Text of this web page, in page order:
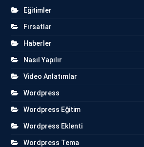
Eğitimler
Fırsatlar
Haberler
Nasıl Yapılır
Video Anlatımlar
Wordpress
Wordpress Eğitim
Wordpress Eklenti
Wordpress Tema